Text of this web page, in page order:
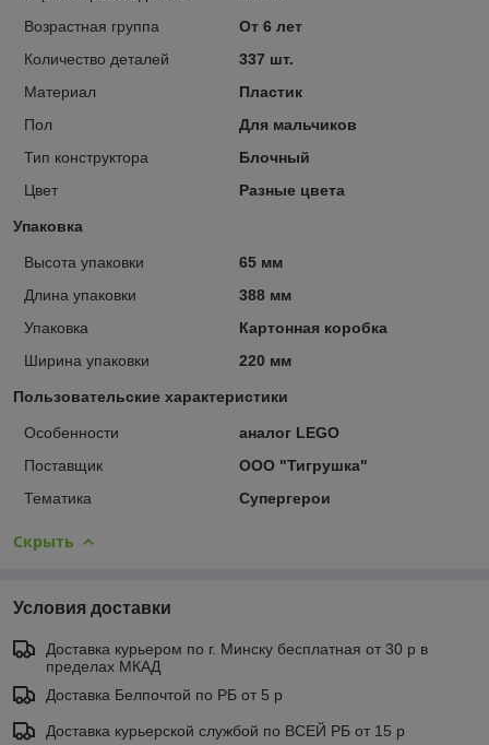
Возрастная группа
От 6 лет
Количество деталей
337 шт.
Материал
Пластик
Пол
Для мальчиков
Тип конструктора
Блочный
Цвет
Разные цвета
Упаковка
Высота упаковки
65 мм
Длина упаковки
388 мм
Упаковка
Картонная коробка
Ширина упаковки
220 мм
Пользовательские характеристики
Особенности
аналог LEGO
Поставщик
ООО "Тигрушка"
Тематика
Супергерои
Скрыть
Условия доставки
Доставка курьером по г. Минску бесплатная от 30 р в
пределах МКАД
Доставка Белпочтой по РБ от 5 р
Доставка курьерской службой по ВСЕЙ РБ от 15 р